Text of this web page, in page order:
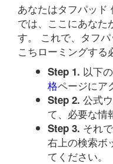
あなたはタフパッド
では、ここにあなた
す。 これで、タフ
こちローミングする
Step 1. 以下
格ページにア
Step 2. 公式
て、必要な情
Step 3. それ
右上の検索ボ
てください。